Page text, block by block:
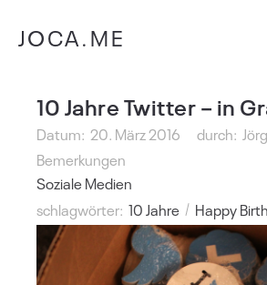
JOCA.ME
10 Jahre Twitter – in
Datum: 20. März 2016 durch:
Bemerkungen
Soziale Medien
schlagwörter: 10 Jahre Happy